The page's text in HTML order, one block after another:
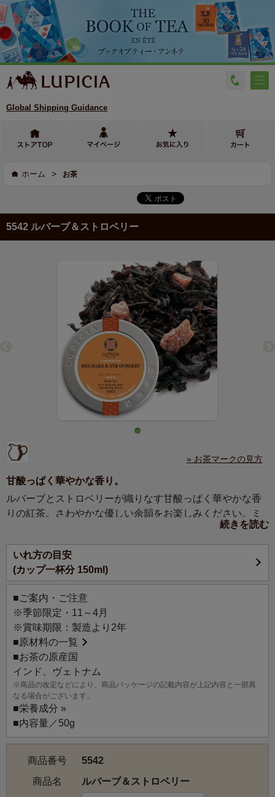
Global Shipping Guidance
ホーム > お茶
5542 ルバーブ＆ストロベリー
» お茶マークの見方
甘酸っぱく華やかな香り。
ルバーブとストロベリーが織りなす甘酸っぱく華やかな香
りの紅茶。さわやかな優しい余韻をお楽しみください。ミ
【ルバーブ＆ストロベリー】は、ルバーブとストロベリー
が織りなす華やかな甘い香りの紅茶。
ルバーブとは、欧米でパイやジャムなどによく使われる植
物。爽やかな香りと酸味を持ち、食物繊維やビタミンC、カ
ルシウムが豊富で、ストロベリーとの組み合わせは絶妙で
す。
ストレートでエキゾチックな余韻を、ミルクティーでやさ
しい味わいをお楽しみください。クリーム系のお菓子とは
抜群の相性です。
続きを読む
いれ方の目安
(カップ一杯分 150ml)
■ご案内・ご注意
※季節限定・11～4月
※賞味期限：製造より2年
■原材料の一覧
■お茶の原産国
インド、ヴェトナム
※商品の改定などにより、商品パッケージの記載内容が上記内容と一部異
なる場合がございます。
■栄養成分 »
■内容量／50g
商品番号
5542
商品名
ルバーブ＆ストロベリー